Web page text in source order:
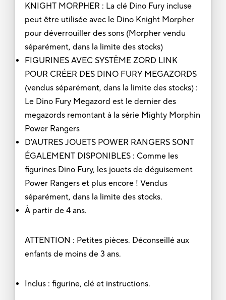
KNIGHT MORPHER : La clé Dino Fury incluse
peut être utilisée avec le Dino Knight Morpher
pour déverrouiller des sons (Morpher vendu
séparément, dans la limite des stocks)
FIGURINES AVEC SYSTÈME ZORD LINK
POUR CRÉER DES DINO FURY MEGAZORDS
(vendus séparément, dans la limite des stocks) :
Le Dino Fury Megazord est le dernier des
megazords remontant à la série Mighty Morphin
Power Rangers
D'AUTRES JOUETS POWER RANGERS SONT
ÉGALEMENT DISPONIBLES : Comme les
figurines Dino Fury, les jouets de déguisement
Power Rangers et plus encore ! Vendus
séparément, dans la limite des stocks.
À partir de 4 ans.
ATTENTION : Petites pièces. Déconseillé aux
enfants de moins de 3 ans.
Inclus : figurine, clé et instructions.